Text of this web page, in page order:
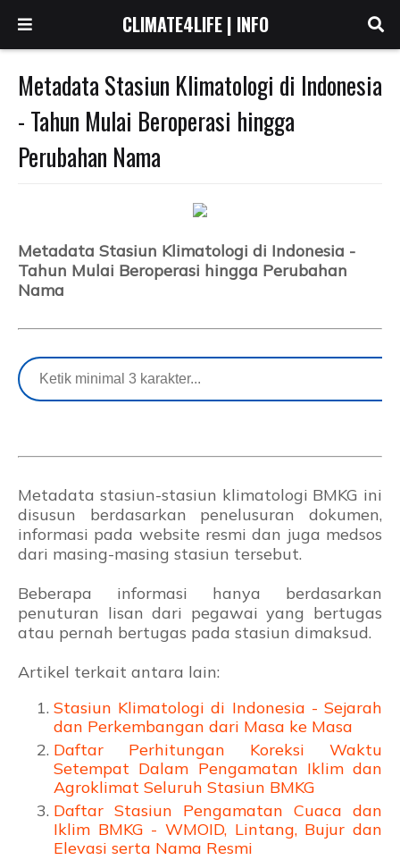
CLIMATE4LIFE | INFO
Metadata Stasiun Klimatologi di Indonesia
- Tahun Mulai Beroperasi hingga
Perubahan Nama
Metadata Stasiun Klimatologi di Indonesia -
Tahun Mulai Beroperasi hingga Perubahan
Nama
Metadata stasiun-stasiun klimatologi BMKG ini
disusun berdasarkan penelusuran dokumen,
informasi pada website resmi dan juga medsos
dari masing-masing stasiun tersebut.
Beberapa informasi hanya berdasarkan
penuturan lisan dari pegawai yang bertugas
atau pernah bertugas pada stasiun dimaksud.
Artikel terkait antara lain:
Stasiun Klimatologi di Indonesia - Sejarah
dan Perkembangan dari Masa ke Masa
Daftar Perhitungan Koreksi Waktu
Setempat Dalam Pengamatan Iklim dan
Agroklimat Seluruh Stasiun BMKG
Daftar Stasiun Pengamatan Cuaca dan
Iklim BMKG - WMOID, Lintang, Bujur dan
Elevasi serta Nama Resmi